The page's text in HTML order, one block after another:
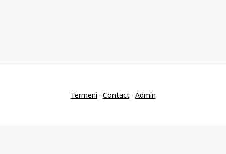
Termeni · Contact· Admin